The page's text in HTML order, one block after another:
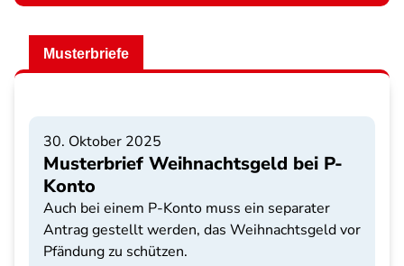
Musterbriefe
30. Oktober 2025
Musterbrief Weihnachtsgeld bei P-
Konto
Auch bei einem P-Konto muss ein separater
Antrag gestellt werden, das Weihnachtsgeld vor
Pfändung zu schützen.